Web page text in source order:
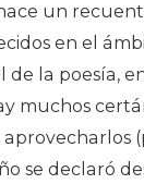
un
en el
de la poesía,
muchos
se declaró